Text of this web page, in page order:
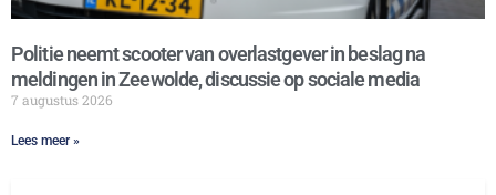
Politie neemt scooter van overlastgever in beslag na
meldingen in Zeewolde, discussie op sociale media
7 augustus 2026
Lees meer »